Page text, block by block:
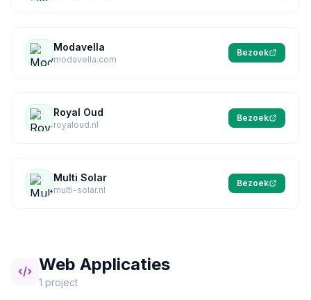
Modavella
modavella.com
Bezoek
Royal Oud
royaloud.nl
Bezoek
Multi Solar
multi-solar.nl
Bezoek
Web Applicaties
1 project